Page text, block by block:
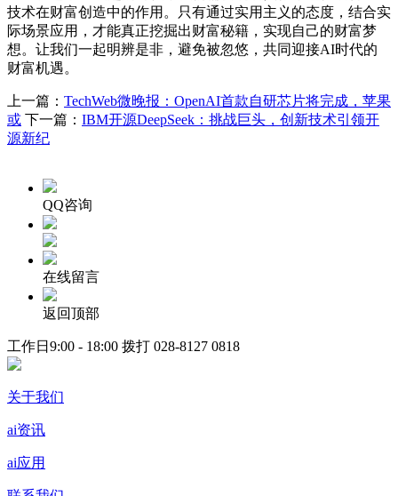
技术在财富创造中的作用。只有通过实用主义的态度，结合实
际场景应用，才能真正挖掘出财富秘籍，实现自己的财富梦
想。让我们一起明辨是非，避免被忽悠，共同迎接AI时代的
财富机遇。
上一篇： TechWeb微晚报：OpenAI首款自研芯片将完成，苹果
或 下一篇： IBM开源DeepSeek：挑战巨头，创新技术引领开
源新纪
QQ咨询
在线留言
返回顶部
工作日9:00 - 18:00 拨打 028-8127 0818
关于我们
ai资讯
ai应用